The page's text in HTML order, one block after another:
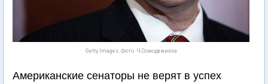
Getty Images. Фото: Ч.Сомодевилла
Американские сенаторы не верят в успех